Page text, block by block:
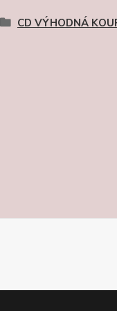
CD VÝHODNÁ